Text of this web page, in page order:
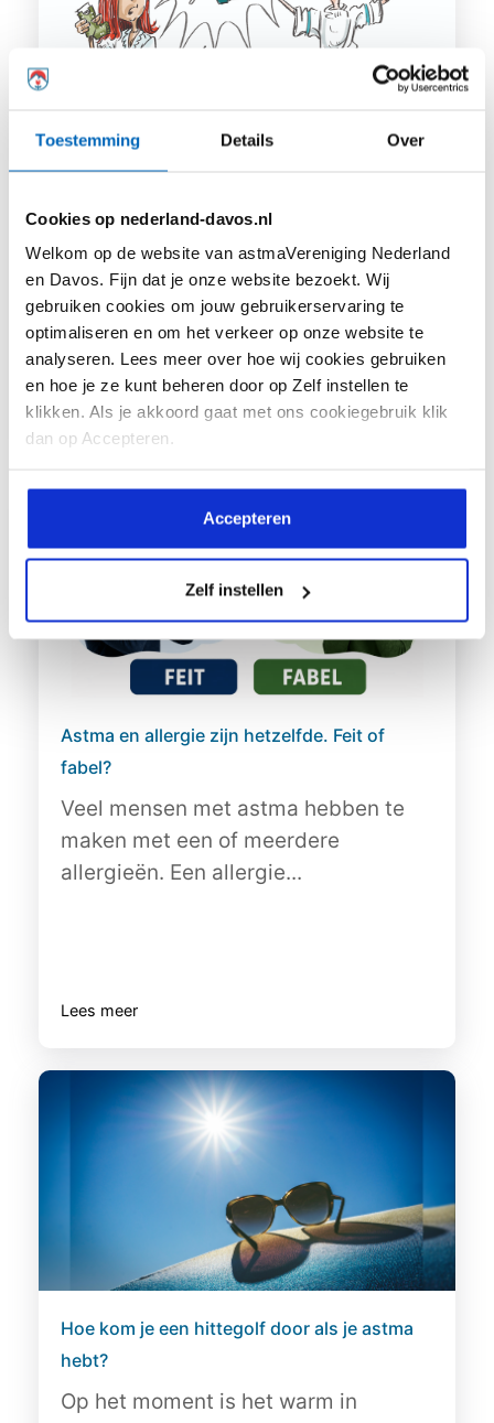
Toestemming Details Over
Cookies op nederland-davos.nl
Welkom op de website van astmaVereniging Nederland
en Davos. Fijn dat je onze website bezoekt. Wij
gebruiken cookies om jouw gebruikerservaring te
optimaliseren en om het verkeer op onze website te
analyseren. Lees meer over hoe wij cookies gebruiken
en hoe je ze kunt beheren door op Zelf instellen te
klikken. Als je akkoord gaat met ons cookiegebruik klik
dan op Accepteren.
Accepteren
Zelf instellen
Vragen over inhalatiemedicatie Deel 1
en na ons webinar over
inhalatiemedicatie een aantal
vragen...
Lees meer
Astma en allergie zijn hetzelfde. Feit of
fabel?
Veel mensen met astma hebben te
maken met een of meerdere
allergieën. Een allergie...
Lees meer
Hoe kom je een hittegolf door als je astma
hebt?
Op het moment is het warm in